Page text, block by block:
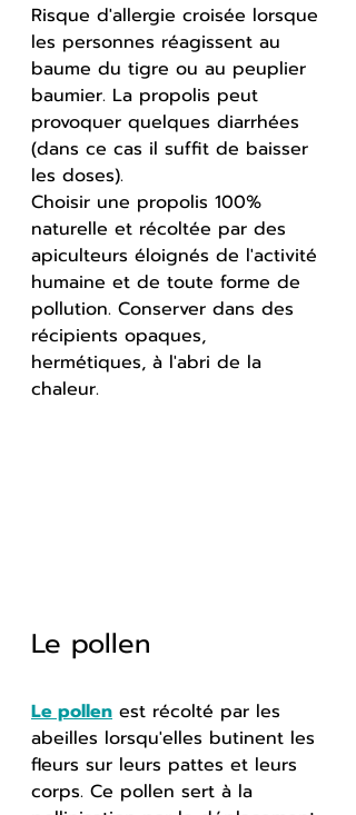
Risque d'allergie croisée lorsque
les personnes réagissent au
baume du tigre ou au peuplier
baumier. La propolis peut
provoquer quelques diarrhées
(dans ce cas il suffit de baisser
les doses).
Choisir une propolis 100%
naturelle et récoltée par des
apiculteurs éloignés de l'activité
humaine et de toute forme de
pollution. Conserver dans des
récipients opaques,
hermétiques, à l'abri de la
chaleur.
Le pollen
Le pollen est récolté par les
abeilles lorsqu'elles butinent les
fleurs sur leurs pattes et leurs
corps. Ce pollen sert à la